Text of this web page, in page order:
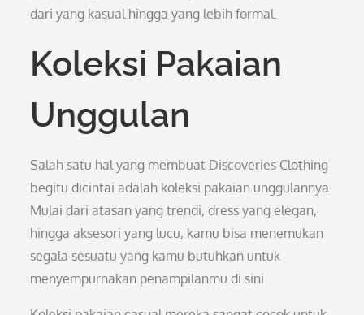
dari yang kasual hingga yang lebih formal.
Koleksi Pakaian
Unggulan
Salah satu hal yang membuat Discoveries Clothing
begitu dicintai adalah koleksi pakaian unggulannya.
Mulai dari atasan yang trendi, dress yang elegan,
hingga aksesori yang lucu, kamu bisa menemukan
segala sesuatu yang kamu butuhkan untuk
menyempurnakan penampilanmu di sini.